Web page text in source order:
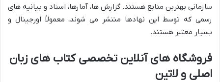
سازمانی بهترین منابع هستند. گزارش ها، آمارها، اسناد و بیانیه های
رسمی که توسط این نهادها منتشر می شوند، معمولاً اورجینال و
بسیار معتبر هستند.
فروشگاه های آنلاین تخصصی کتاب های زبان
اصلی و لاتین